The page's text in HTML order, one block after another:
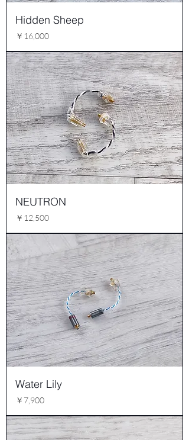
Hidden Sheep
価格
￥16,000
NEUTRON
価格
￥12,500
Water Lily
価格
￥7,900